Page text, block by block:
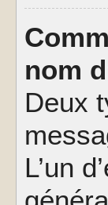
nom
Deux
L’un